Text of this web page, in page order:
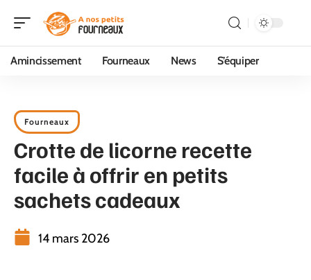
Amincissement Fourneaux News S’équiper
Fourneaux
Crotte de licorne recette
facile à offrir en petits
sachets cadeaux
14 mars 2026